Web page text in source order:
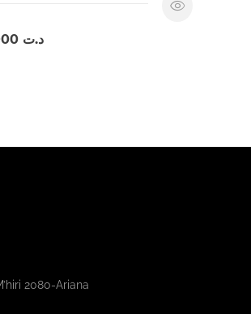
د.ت 139,000
2080-Ariana